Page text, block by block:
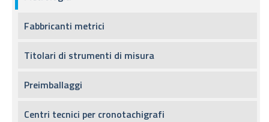
Fabbricanti metrici
Titolari di strumenti di misura
Preimballaggi
Centri tecnici per cronotachigrafi